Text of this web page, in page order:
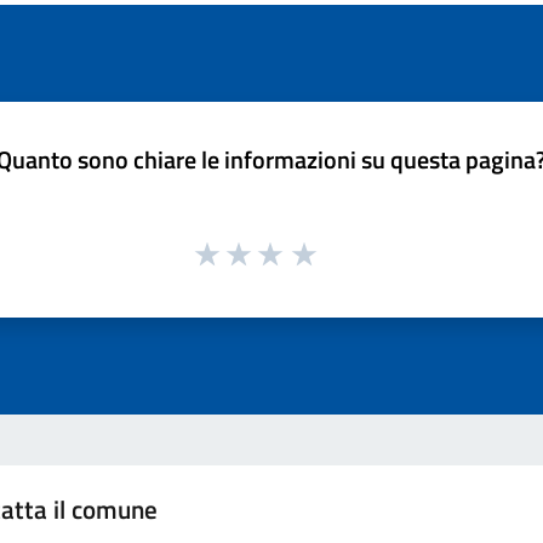
sono chiare le informazioni su questa
il comune